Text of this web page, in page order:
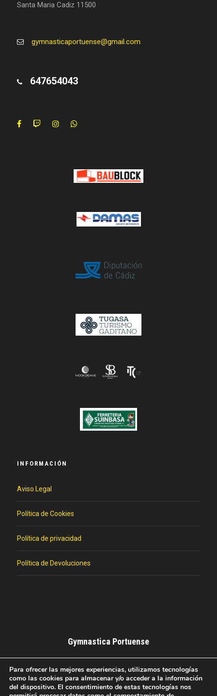
Santa Maria Cadiz 11500
gymnasticaportuense@gmail.com
647654043
INFORMACIÓN
Aviso Legal
Política de Cookies
Política de privacidad
Política de Devoluciones
Gymnastica Portuense
María.
Para ofrecer las mejores experiencias, utilizamos tecnologías
como las cookies para almacenar y/o acceder a la información
del dispositivo. El consentimiento de estas tecnologías nos